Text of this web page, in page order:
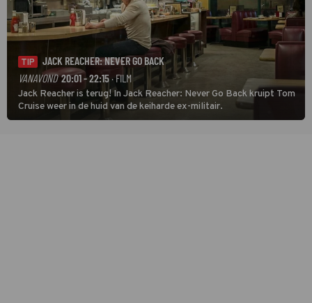
TIP
JACK REACHER: NEVER GO BACK
VANAVOND 20:01 - 22:15· FILM
Jack Reacher is terug! In Jack Reacher: Never Go Back kruipt Tom
Cruise weer in de huid van de keiharde ex-militair.